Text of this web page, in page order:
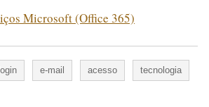
Microsoft (Office 365)
e-mail acesso tecnologia